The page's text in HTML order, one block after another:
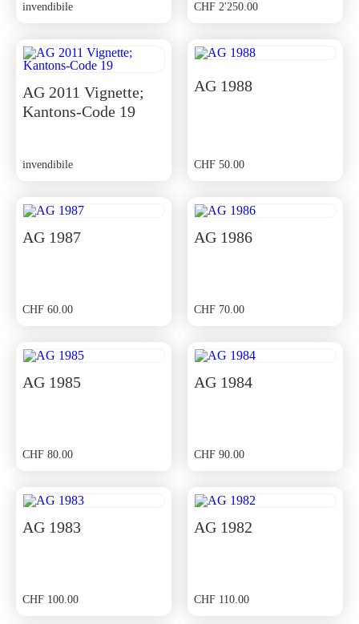
invendibile CHF 2'250.00
AG 2011 Vignette;
Kantons-Code 19
invendibile
AG 1988
CHF 50.00
AG 1987
CHF 60.00
AG 1986
CHF 70.00
AG 1985
CHF 80.00
AG 1984
CHF 90.00
AG 1983
CHF 100.00
AG 1982
CHF 110.00